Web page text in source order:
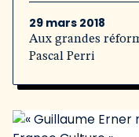
29 mars 2018
Aux grandes
Pascal Perri